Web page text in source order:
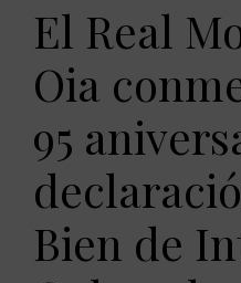
El Real
Oia
95
Bien de